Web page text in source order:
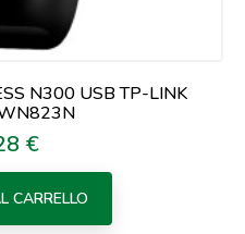
N300 USB TP-LINK
€
CARRELLO